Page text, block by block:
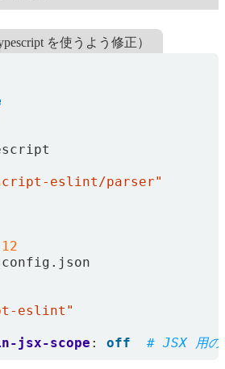
を使うよう修正）
eslint/parser"
12
eslint"
jsx-scope : off # JSX 用の